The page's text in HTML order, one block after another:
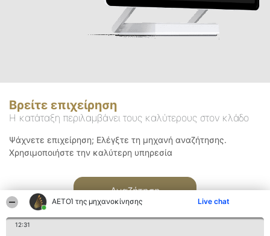
ΑΕΤΟΊ της μηχανοκίνησης Live chat
12:31
Βρείτε επιχείρηση
Η κατάταξη περιλαμβάνει τους καλύτερους στον κλάδο
Ψάχνετε επιχείρηση; Ελέγξτε τη μηχανή αναζήτησης.
Χρησιμοποιήστε την καλύτερη υπηρεσία
Αναζήτηση